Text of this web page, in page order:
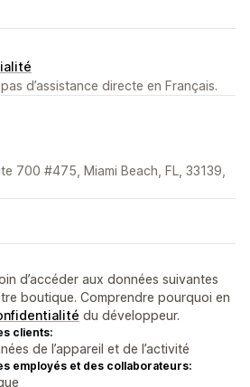
d’assistance directe en Français.
700 #475, Miami Beach, FL, 33139,
d’accéder aux données suivantes
boutique. Comprendre pourquoi en
du développeur.
clients:
de l’appareil et de l’activité
employés et des collaborateurs: